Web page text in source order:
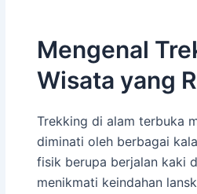
Mengenal
Wisata yang
Trekking di alam terbuka
diminati oleh berbagai
fisik berupa berjalan kaki
menikmati keindahan